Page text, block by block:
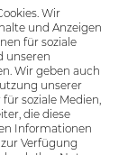
Wir
und Anzeigen
für soziale
unseren
Wir geben auch
unserer
soziale Medien,
die diese
Informationen
Verfügung